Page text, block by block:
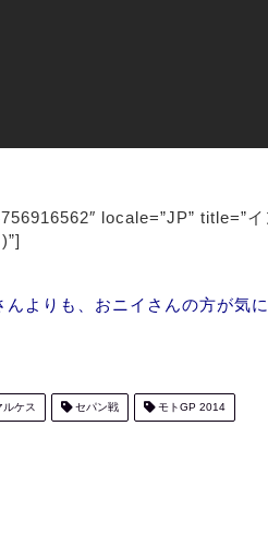
locale=”JP” title=”
んよりも、おニイさんの方が気
ケス セパン戦 モトGP 2014